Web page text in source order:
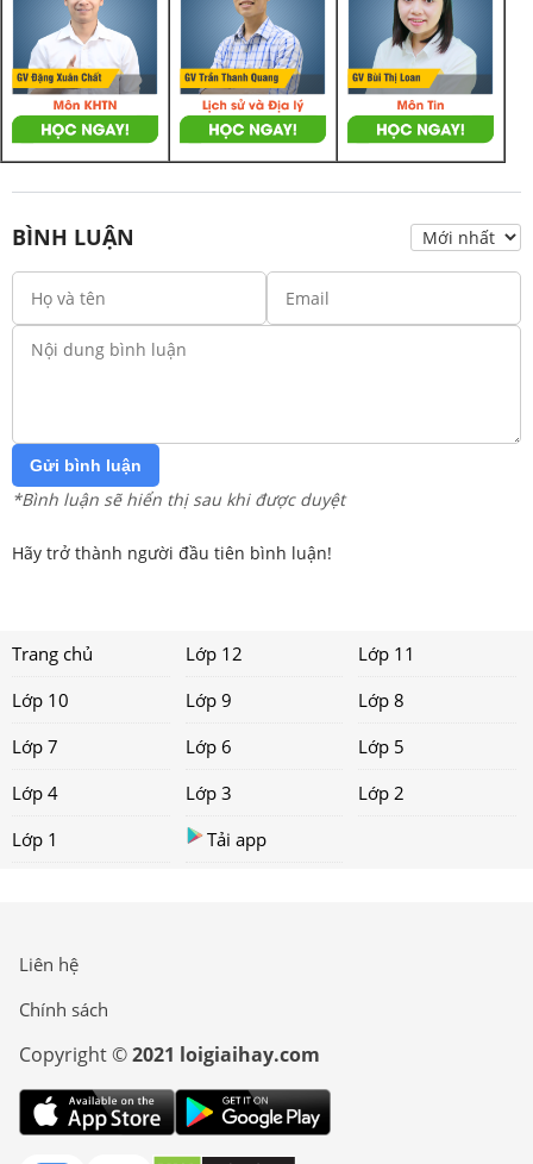
BÌNH LUẬN
Gửi bình luận
*Bình luận sẽ hiển thị sau khi được duyệt
Hãy trở thành người đầu tiên bình luận!
Trang chủ Lớp 12
Lớp 11
Lớp 10
Lớp 9
Lớp 8
Lớp 7
Lớp 6
Lớp 5
Lớp 4
Lớp 3
Lớp 2
Lớp 1
Tải app
Liên hệ
Chính sách
Copyright ©2021 loigiaihay.com